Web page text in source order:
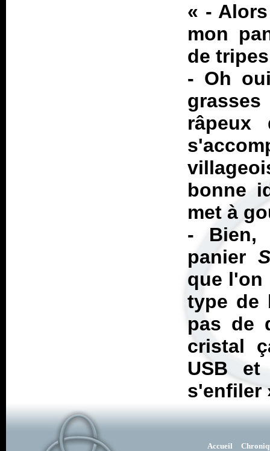
« -
mon
de
- Oh
bonne
met à
- Bien,
panier
que l'on
type de
pas de
cristal
USB
s'enfiler
Accueil